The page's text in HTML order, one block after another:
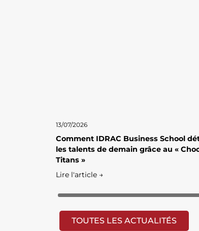
13/07/2026
Comment IDRAC Business School
les talents de demain grâce au «
Titans »
Lire l'article →
TOUTES LES ACTUALITÉS